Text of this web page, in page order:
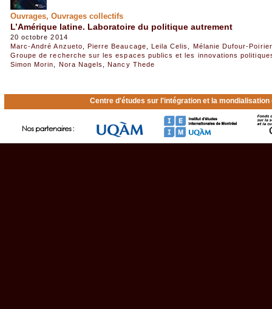
Ouvrages, Ouvrages collectifs
L’Amérique latine. Laboratoire du politique autrement
20 octobre 2014
Marc-André Anzueto
Pierre Beaucage Leila Celis Mélanie Dufour-Poirier
Groupe de recherche sur les espaces publics et les innovations
Simon Morin
Nora Nagels ,Nancy Thede
Centre d'études sur l'intégration et la mondialisation